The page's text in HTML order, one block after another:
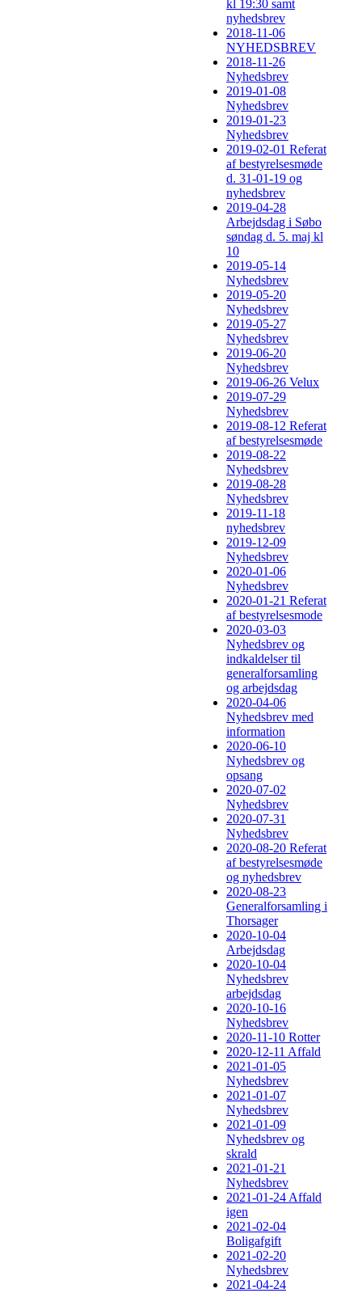
kl 19:30 samt
nyhedsbrev
2018-11-06
NYHEDSBREV
2018-11-26
Nyhedsbrev
2019-01-08
Nyhedsbrev
2019-01-23
Nyhedsbrev
2019-02-01 Referat
af bestyrelsesmøde
d. 31-01-19 og
nyhedsbrev
2019-04-28
Arbejdsdag i Søbo
søndag d. 5. maj kl
10
2019-05-14
Nyhedsbrev
2019-05-20
Nyhedsbrev
2019-05-27
Nyhedsbrev
2019-06-20
Nyhedsbrev
2019-06-26 Velux
2019-07-29
Nyhedsbrev
2019-08-12 Referat
af bestyrelsesmøde
2019-08-22
Nyhedsbrev
2019-08-28
Nyhedsbrev
2019-11-18
nyhedsbrev
2019-12-09
Nyhedsbrev
2020-01-06
Nyhedsbrev
2020-01-21 Referat
af bestyrelsesmode
2020-03-03
Nyhedsbrev og
indkaldelser til
generalforsamling
og arbejdsdag
2020-04-06
Nyhedsbrev med
information
2020-06-10
Nyhedsbrev og
opsang
2020-07-02
Nyhedsbrev
2020-07-31
Nyhedsbrev
2020-08-20 Referat
af bestyrelsesmøde
og nyhedsbrev
2020-08-23
Generalforsamling i
Thorsager
2020-10-04
Arbejdsdag
2020-10-04
Nyhedsbrev
arbejdsdag
2020-10-16
Nyhedsbrev
2020-11-10 Rotter
2020-12-11 Affald
2021-01-05
Nyhedsbrev
2021-01-07
Nyhedsbrev
2021-01-09
Nyhedsbrev og
skrald
2021-01-21
Nyhedsbrev
2021-01-24 Affald
igen
2021-02-04
Boligafgift
2021-02-20
Nyhedsbrev
2021-04-24